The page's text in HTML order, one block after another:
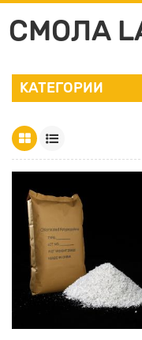
СМОЛА
КАТЕГОРИИ